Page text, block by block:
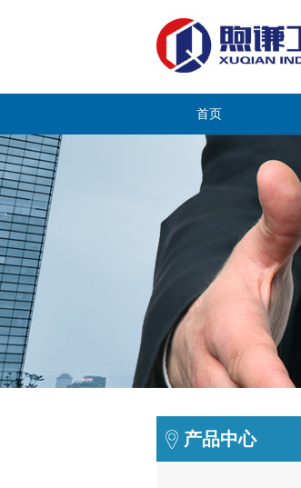
首页
产品中心